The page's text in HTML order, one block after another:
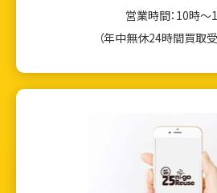
営業時間：10時～
（年中無休24時間買取受